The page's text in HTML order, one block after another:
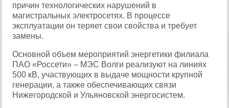
причин технологических нарушений в
магистральных электросетях. В процессе
эксплуатации он теряет свои свойства и требует
замены.
Основной объем мероприятий энергетики филиала
ПАО «Россети» – МЭС Волги реализуют на линиях
500 кВ, участвующих в выдаче мощности крупной
генерации, а также обеспечивающих связи
Нижегородской и Ульяновской энергосистем.